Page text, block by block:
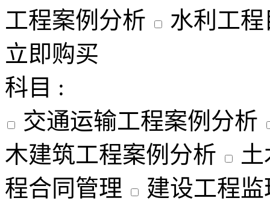
工程案例分析
水利工
立即购买
科目 :
交通运输工程案例分析
木建筑工程案例分析
程合同管理
建设工程